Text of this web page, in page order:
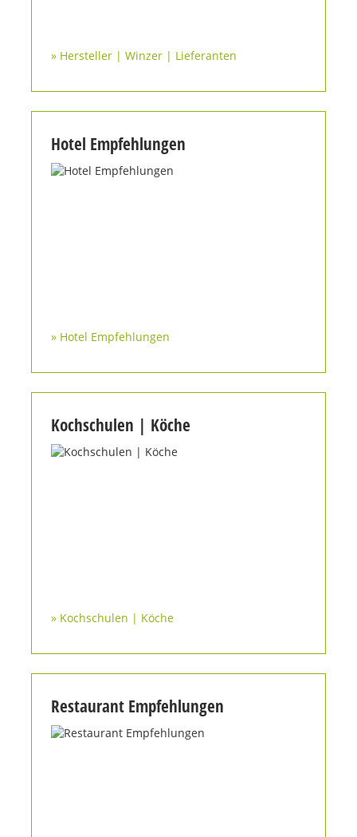
» Hersteller | Winzer | Lieferanten
Hotel Empfehlungen
» Hotel Empfehlungen
Kochschulen | Köche
» Kochschulen | Köche
Restaurant Empfehlungen